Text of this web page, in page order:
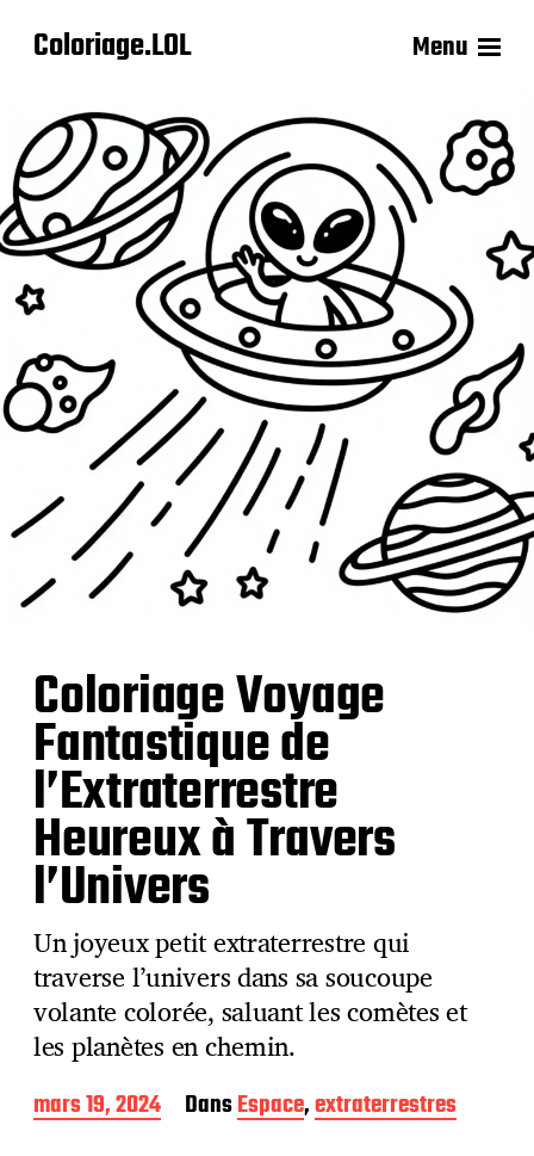
Coloriage.LOL Menu
Coloriage Voyage
Fantastique de
l’Extraterrestre
Heureux à Travers
l’Univers
Un joyeux petit extraterrestre qui
traverse l’univers dans sa soucoupe
volante colorée, saluant les comètes et
les planètes en chemin.
D
a
mars 19, 2024 DansEspace,extraterrestres